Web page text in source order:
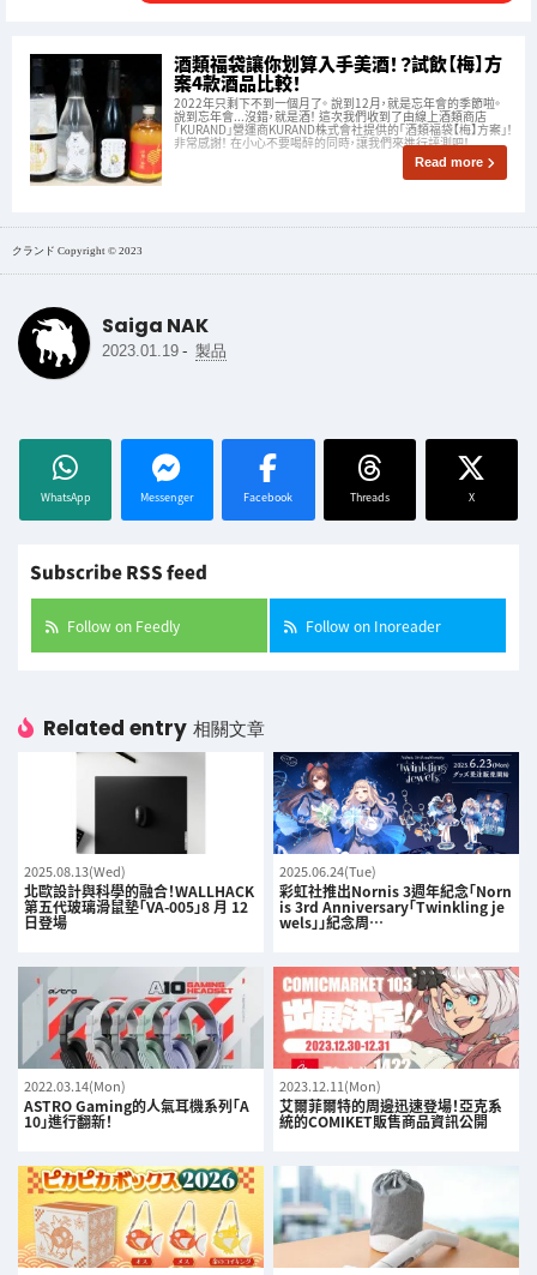
酒類福袋讓你划算入手美酒！？試飲【梅】方
案4款酒品比較！
2022年只剩下不到一個月了。 說到12月，就是忘年會的季節啦。
說到忘年會...沒錯，就是酒！ 這次我們收到了由線上酒類商店
「KURAND」營運商KURAND株式會社提供的「酒類福袋【梅】方案」！
非常感謝！ 在小心不要喝醉的同時，讓我們來進行評測吧！
Read more
クランド Copyright © 2023
Saiga NAK
2023.01.19 - 製品
WhatsApp Messenger Facebook Threads X
Subscribe RSS feed
Follow on Feedly Follow on Inoreader
Related entry 相關文章
2025.08.13(Wed)
北歐設計與科學的融合！WALLHACK
第五代玻璃滑鼠墊「VA-005」8 月 12
日登場
2025.06.24(Tue)
彩虹社推出Nornis 3週年紀念「Norn
is 3rd Anniversary「Twinkling je
wels」」紀念周…
2022.03.14(Mon)
ASTRO Gaming的人氣耳機系列「A
10」進行翻新！
2023.12.11(Mon)
艾爾菲爾特的周邊迅速登場！亞克系
統的COMIKET販售商品資訊公開